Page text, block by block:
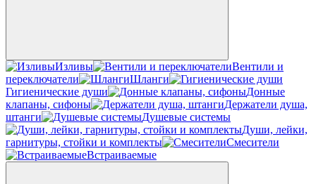
Изливы
Вентили и
переключатели
Шланги
Гигиенические души
Донные
клапаны, сифоны
Держатели душа,
штанги
Душевые системы
Души, лейки,
гарнитуры, стойки и комплекты
Смесители
Встраиваемые